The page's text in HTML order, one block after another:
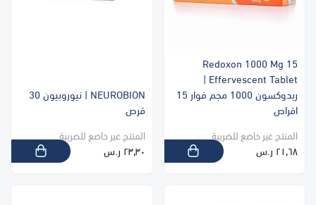
Redoxon 1000 Mg 15
Effervescent Tablet |
ريدوكسون 1000 مجم فوار 15
اقراص
المنتج غير خاضع للضريبة
٢١٫٦٨ ر.س
NEUROBION | نيوروبيون 30
قرص
المنتج غير خاضع للضريبة
٢٣٫٣٠ ر.س